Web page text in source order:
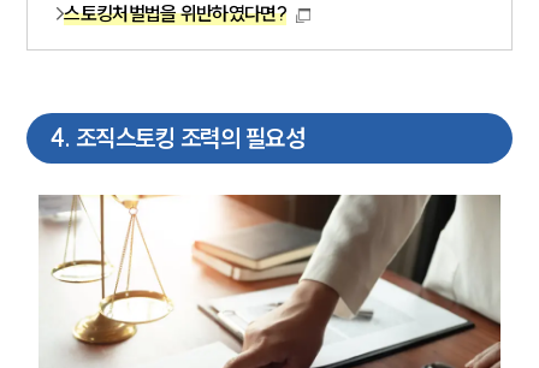
스토킹처벌법을 위반하였다면?
4. 조직스토킹 조력의 필요성